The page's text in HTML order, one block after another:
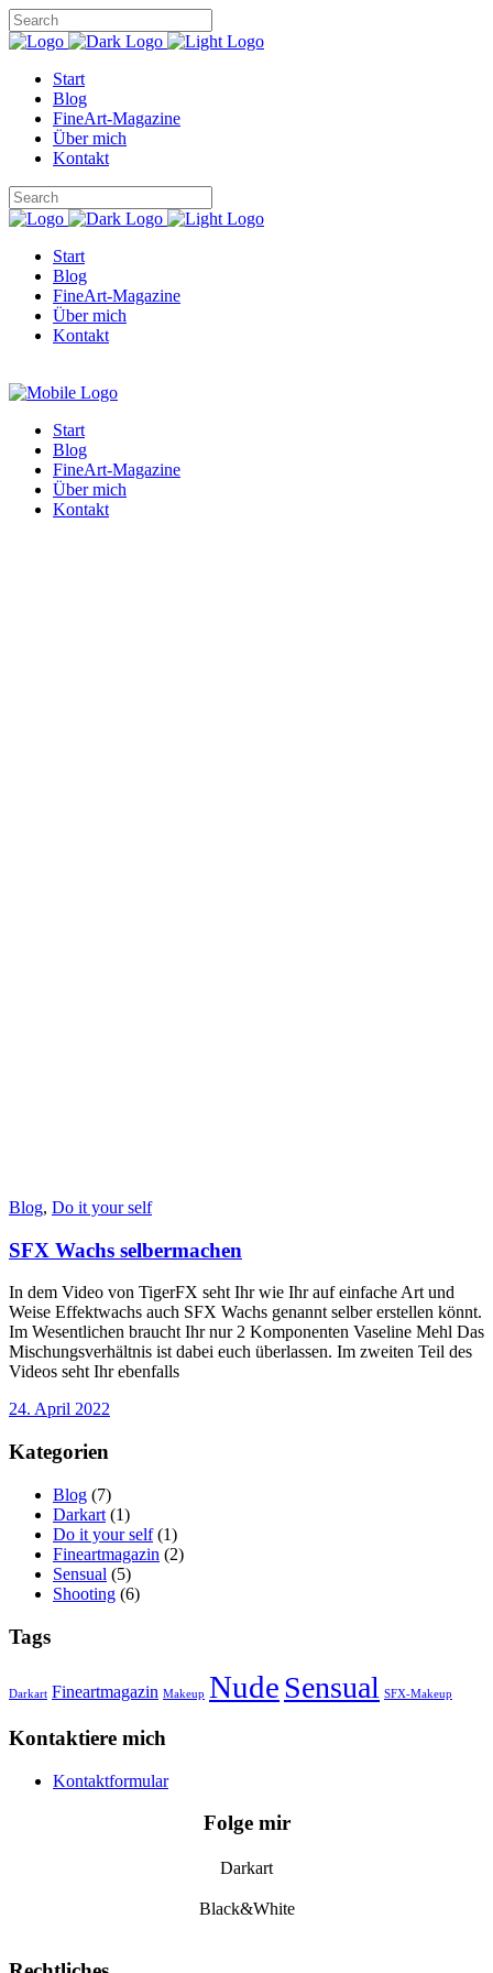
Start
Blog
FineArt-Magazine
Über mich
Kontakt
Start
Blog
FineArt-Magazine
Über mich
Kontakt
Start
Blog
FineArt-Magazine
Über mich
Kontakt
Blog, Do it your self
SFX Wachs selbermachen
In dem Video von TigerFX seht Ihr wie Ihr auf einfache Art und
Weise Effektwachs auch SFX Wachs genannt selber erstellen könnt.
Im Wesentlichen braucht Ihr nur 2 Komponenten Vaseline Mehl Das
Mischungsverhältnis ist dabei euch überlassen. Im zweiten Teil des
Videos seht Ihr ebenfalls
24. April 2022
Kategorien
Blog (7)
Darkart (1)
Do it your self(1)
Fineartmagazin (2)
Sensual (5)
Shooting (6)
Tags
Darkart Fineartmagazin Makeup NudeSensual SFX-Makeup
Kontaktiere mich
Kontaktformular
Folge mir
Darkart
Black&White